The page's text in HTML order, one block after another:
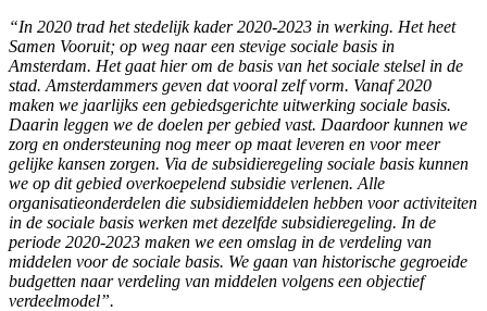
“In 2020 trad het stedelijk kader 2020-2023 in werking. Het heet
Samen Vooruit; op weg naar een stevige sociale basis in
Amsterdam. Het gaat hier om de basis van het sociale stelsel in de
stad. Amsterdammers geven dat vooral zelf vorm. Vanaf 2020
maken we jaarlijks een gebiedsgerichte uitwerking sociale basis.
Daarin leggen we de doelen per gebied vast. Daardoor kunnen we
zorg en ondersteuning nog meer op maat leveren en voor meer
gelijke kansen zorgen. Via de subsidieregeling sociale basis kunnen
we op dit gebied overkoepelend subsidie verlenen. Alle
organisatieonderdelen die subsidiemiddelen hebben voor activiteiten
in de sociale basis werken met dezelfde subsidieregeling. In de
periode 2020-2023 maken we een omslag in de verdeling van
middelen voor de sociale basis. We gaan van historische gegroeide
budgetten naar verdeling van middelen volgens een objectief
verdeelmodel”.